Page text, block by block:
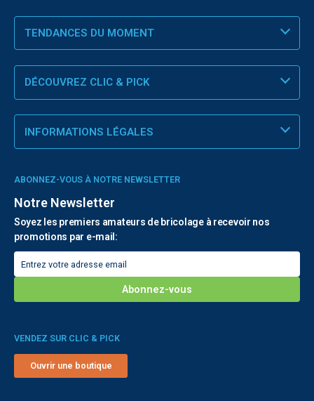
TENDANCES DU MOMENT
DÉCOUVREZ CLIC & PICK
INFORMATIONS LÉGALES
ABONNEZ-VOUS À NOTRE NEWSLETTER
Notre Newsletter
Soyez les premiers amateurs de bricolage à recevoir nos
promotions par e-mail:
VENDEZ SUR CLIC & PICK
Ouvrir une boutique